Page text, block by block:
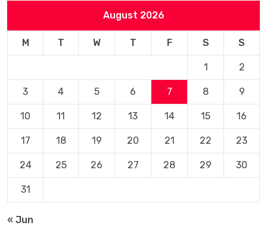
August 2026
M T W T F S S
1 2
3 4 5 6 7 8 9
10 11 12 13 14 15 16
17 18 19 20 21 22 23
24 25 26 27 28 29 30
31
« Jun